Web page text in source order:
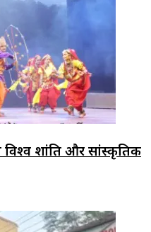
विश्व शांति और सांस्कृतिक